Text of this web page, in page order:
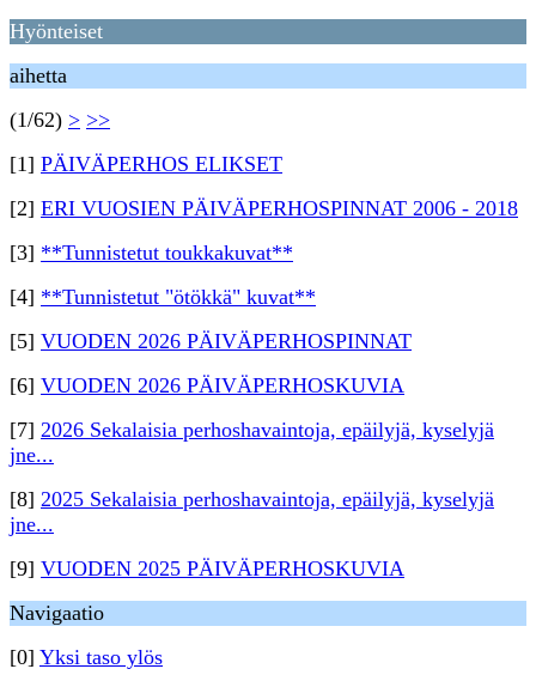
Hyönteiset
aihetta
(1/62) > >>
[1] PÄIVÄPERHOS ELIKSET
[2] ERI VUOSIEN PÄIVÄPERHOSPINNAT 2006 - 2018
[3] **Tunnistetut toukkakuvat**
[4] **Tunnistetut "ötökkä" kuvat**
[5] VUODEN 2026 PÄIVÄPERHOSPINNAT
[6] VUODEN 2026 PÄIVÄPERHOSKUVIA
[7] 2026 Sekalaisia perhoshavaintoja, epäilyjä, kyselyjä
jne...
[8] 2025 Sekalaisia perhoshavaintoja, epäilyjä, kyselyjä
jne...
[9] VUODEN 2025 PÄIVÄPERHOSKUVIA
Navigaatio
[0] Yksi taso ylös